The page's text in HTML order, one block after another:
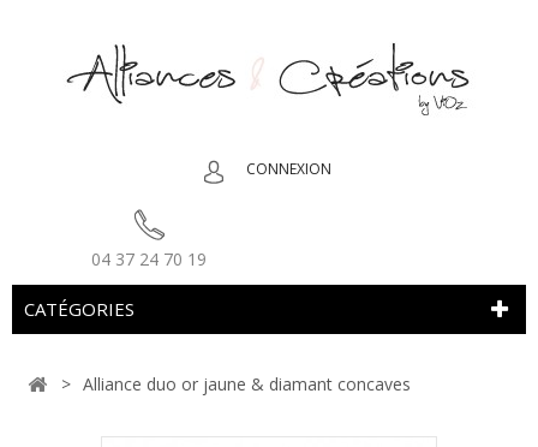
04 37 24 70 19
CONNEXION
CATÉGORIES
> Alliance duo or jaune & diamant concaves